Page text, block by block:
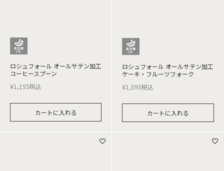
ロシュフォール オールサテン加工
コーヒースプーン
¥1,155税込
カートに入れる
ロシュフォール オールサテン加工
ケーキ・フルーツフォーク
¥1,595税込
カートに入れる